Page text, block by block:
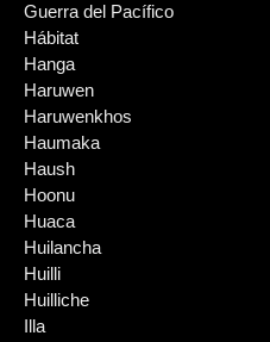
Guerra del Pacífico
Hábitat
Hanga
Haruwen
Haruwenkhos
Haumaka
Haush
Hoonu
Huaca
Huilancha
Huilli
Huilliche
Illa